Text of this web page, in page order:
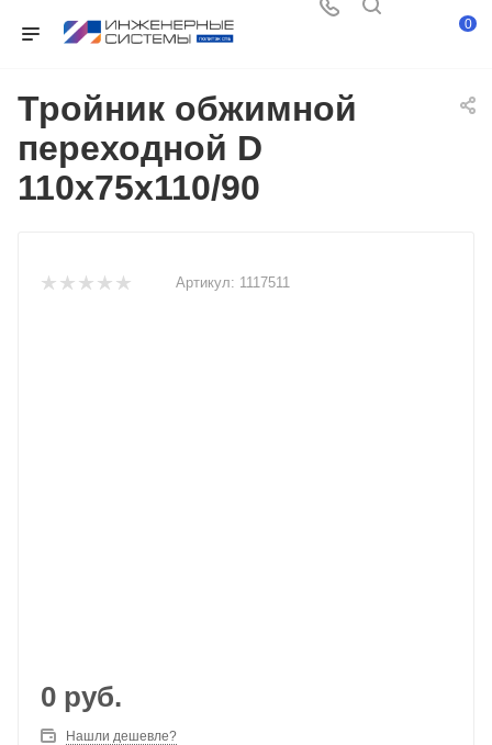
0
Тройник обжимной
переходной D
110x75x110/90
Артикул: 1117511
0 руб.
Нашли дешевле?